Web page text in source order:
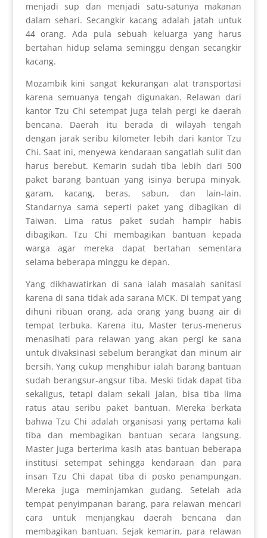
menjadi sup dan menjadi satu-satunya makanan
dalam sehari. Secangkir kacang adalah jatah untuk
44 orang. Ada pula sebuah keluarga yang harus
bertahan hidup selama seminggu dengan secangkir
kacang.
Mozambik kini sangat kekurangan alat transportasi
karena semuanya tengah digunakan. Relawan dari
kantor Tzu Chi setempat juga telah pergi ke daerah
bencana. Daerah itu berada di wilayah tengah
dengan jarak seribu kilometer lebih dari kantor Tzu
Chi. Saat ini, menyewa kendaraan sangatlah sulit dan
harus berebut. Kemarin sudah tiba lebih dari 500
paket barang bantuan yang isinya berupa minyak,
garam, kacang, beras, sabun, dan lain-lain.
Standarnya sama seperti paket yang dibagikan di
Taiwan. Lima ratus paket sudah hampir habis
dibagikan. Tzu Chi membagikan bantuan kepada
warga agar mereka dapat bertahan sementara
selama beberapa minggu ke depan.
Yang dikhawatirkan di sana ialah masalah sanitasi
karena di sana tidak ada sarana MCK. Di tempat yang
dihuni ribuan orang, ada orang yang buang air di
tempat terbuka. Karena itu, Master terus-menerus
menasihati para relawan yang akan pergi ke sana
untuk divaksinasi sebelum berangkat dan minum air
bersih. Yang cukup menghibur ialah barang bantuan
sudah berangsur-angsur tiba. Meski tidak dapat tiba
sekaligus, tetapi dalam sekali jalan, bisa tiba lima
ratus atau seribu paket bantuan. Mereka berkata
bahwa Tzu Chi adalah organisasi yang pertama kali
tiba dan membagikan bantuan secara langsung.
Master juga berterima kasih atas bantuan beberapa
institusi setempat sehingga kendaraan dan para
insan Tzu Chi dapat tiba di posko penampungan.
Mereka juga meminjamkan gudang. Setelah ada
tempat penyimpanan barang, para relawan mencari
cara untuk menjangkau daerah bencana dan
membagikan bantuan. Sejak kemarin, para relawan